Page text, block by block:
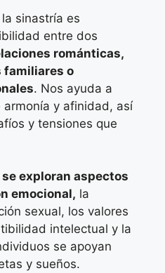
sinastría es
entre dos
románticas,
familiares o
. Nos ayuda a
y afinidad, así
y tensiones que
se exploran aspectos
emocional, la
sexual, los valores
intelectual y la
se apoyan
y sueños.